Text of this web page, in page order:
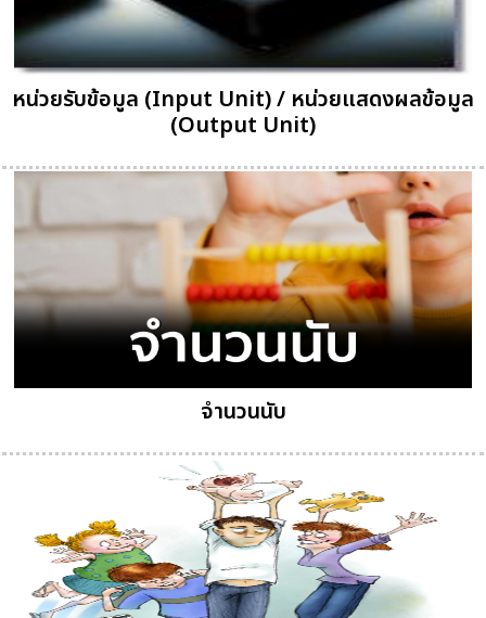
หน่วยรับข้อมูล (Input Unit) / หน่วยแสดงผลข้อมูล
(Output Unit)
จำนวนนับ